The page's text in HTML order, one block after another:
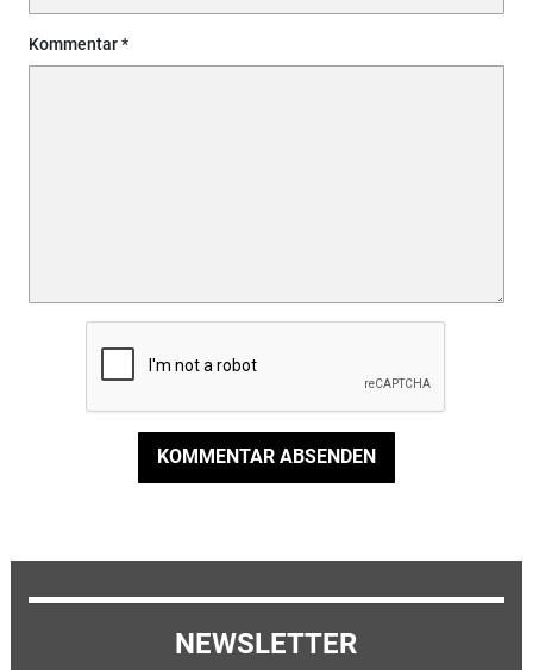
Kommentar
KOMMENTAR ABSENDEN
NEWSLETTER